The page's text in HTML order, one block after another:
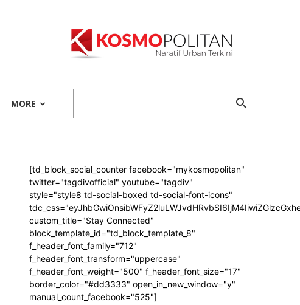
MORE
[td_block_social_counter facebook="mykosmopolitan"
twitter="tagdivofficial" youtube="tagdiv"
style="style8 td-social-boxed td-social-font-icons"
custom_title="Stay Connected"
block_template_id="td_block_template_8"
f_header_font_family="712"
f_header_font_transform="uppercase"
f_header_font_weight="500" f_header_font_size="17"
border_color="#dd3333" open_in_new_window="y"
manual_count_facebook="525"]